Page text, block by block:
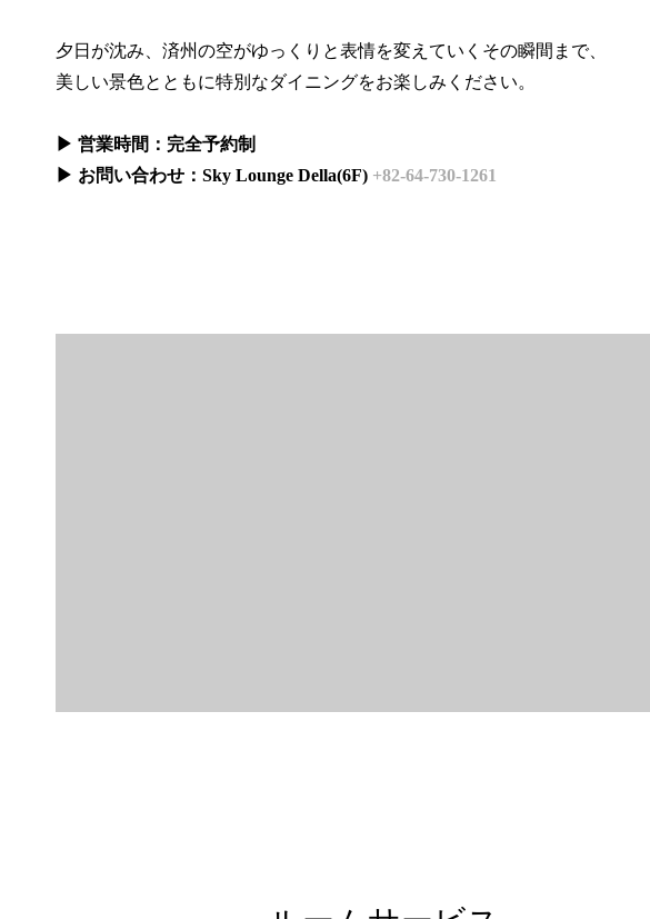
夕日が沈み、済州の空がゆっくりと表情を変えていくその瞬間まで、
美しい景色とともに特別なダイニングをお楽しみください。
▶ 営業時間：完全予約制
▶ お問い合わせ：Sky Lounge Della(6F) +82-64-730-1261